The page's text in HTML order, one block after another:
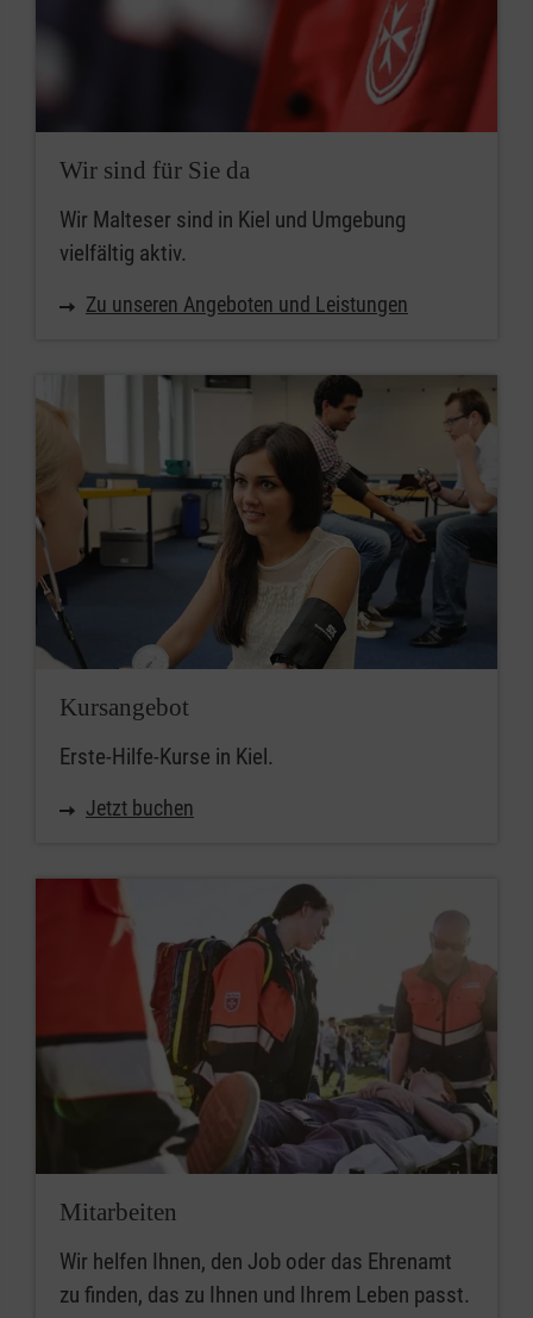
Wir sind für Sie da
Wir Malteser sind in Kiel und Umgebung
vielfältig aktiv.
Zu unseren Angeboten und Leistungen
Kursangebot
Erste-Hilfe-Kurse in Kiel.
Jetzt buchen
Mitarbeiten
Wir helfen Ihnen, den Job oder das Ehrenamt
zu finden, das zu Ihnen und Ihrem Leben passt.